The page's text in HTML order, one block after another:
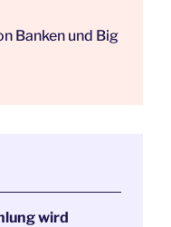
Banken und Big
wird